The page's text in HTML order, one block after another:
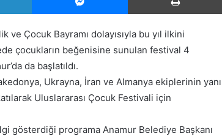
Çocuk Bayramı dolayısıyla bu yıl ilkini
çocukların beğenisine sunulan festival 4
da başlatıldı.
Ukrayna, İran ve Almanya ekiplerinin yanı
Uluslararası Çocuk Festivali için
gösterdiği programa Anamur Belediye Başkanı